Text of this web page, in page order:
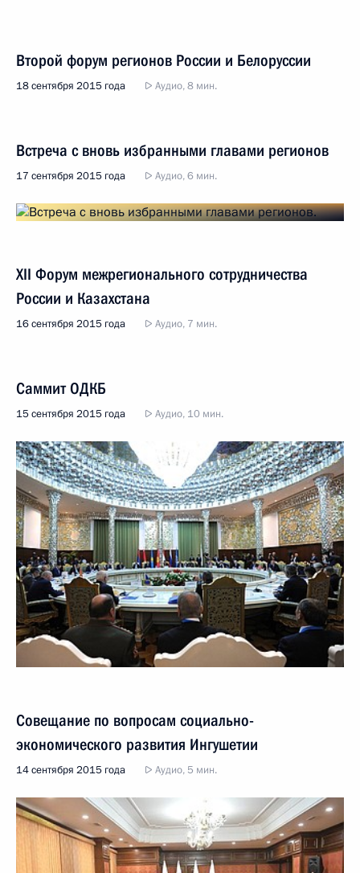
Второй форум регионов России и Белоруссии
18 сентября 2015 года Аудио, 8 мин.
Встреча с вновь избранными главами регионов
17 сентября 2015 года Аудио, 6 мин.
XII Форум межрегионального сотрудничества
России и Казахстана
16 сентября 2015 года Аудио, 7 мин.
Саммит ОДКБ
15 сентября 2015 года Аудио, 10 мин.
Совещание по вопросам социально-
экономического развития Ингушетии
14 сентября 2015 года Аудио, 5 мин.